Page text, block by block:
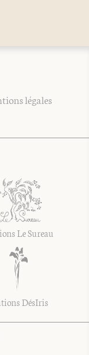
légales
Le Sureau
DésIris